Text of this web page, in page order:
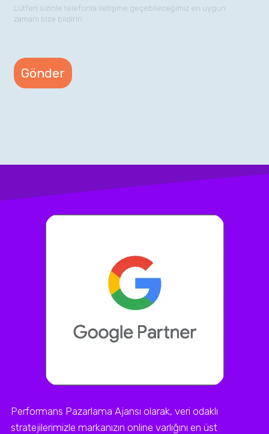
Lütfen sizinle telefonla iletişime geçebileceğimiz en uygun
zamanı bize bildirin.
Performans Pazarlama Ajansı olarak, veri odaklı
stratejilerimizle markanızın online varlığını en üst